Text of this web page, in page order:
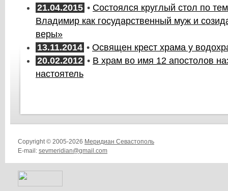
21.04.2015 • Состоялся круглый стол по
Владимир как государственный муж и
веры»
13.11.2014 • Освящен крест храма у
20.02.2012 • В храм во имя 12 апостолов
настоятель
Copyright © 2005-2026 Меридиан Севастополь
E-mail: sevmeridian@gmail.com